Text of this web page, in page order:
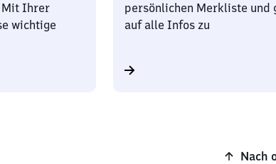
Mit Ihrer
wichtige
persönlichen Merkliste
auf alle Infos zu
Nach